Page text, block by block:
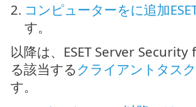
2. コンピューターをに追加
す。
以降は、ESET Server
る該当するクライアントタスク
す。